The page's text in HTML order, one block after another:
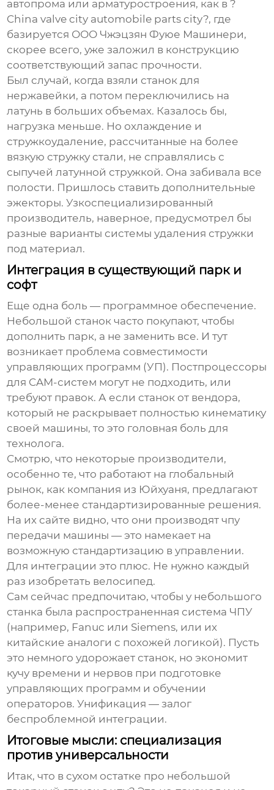
автопрома или арматуростроения, как в ?
China valve city automobile parts city?, где
базируется ООО Чжэцзян Фуюе Машинери,
скорее всего, уже заложил в конструкцию
соответствующий запас прочности.
Был случай, когда взяли станок для
нержавейки, а потом переключились на
латунь в больших объемах. Казалось бы,
нагрузка меньше. Но охлаждение и
стружкоудаление, рассчитанные на более
вязкую стружку стали, не справлялись с
сыпучей латунной стружкой. Она забивала все
полости. Пришлось ставить дополнительные
эжекторы. Узкоспециализированный
производитель, наверное, предусмотрел бы
разные варианты системы удаления стружки
под материал.
Интеграция в существующий парк и
софт
Еще одна боль — программное обеспечение.
Небольшой станок часто покупают, чтобы
дополнить парк, а не заменить все. И тут
возникает проблема совместимости
управляющих программ (УП). Постпроцессоры
для CAM-систем могут не подходить, или
требуют правок. А если станок от вендора,
который не раскрывает полностью кинематику
своей машины, то это головная боль для
технолога.
Смотрю, что некоторые производители,
особенно те, что работают на глобальный
рынок, как компания из Юйхуаня, предлагают
более-менее стандартизированные решения.
На их сайте видно, что они производятчпу
передачи машины — это намекает на
возможную стандартизацию в управлении.
Для интеграции это плюс. Не нужно каждый
раз изобретать велосипед.
Сам сейчас предпочитаю, чтобы у небольшого
станка была распространенная система ЧПУ
(например, Fanuc или Siemens, или их
китайские аналоги с похожей логикой). Пусть
это немного удорожает станок, но экономит
кучу времени и нервов при подготовке
управляющих программ и обучении
операторов. Унификация — залог
беспроблемной интеграции.
Итоговые мысли: специализация
против универсальности
Итак, что в сухом остатке про небольшой